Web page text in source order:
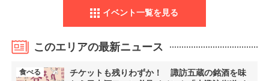
イベント一覧を見る
このエリアの最新ニュース
食べる
チケットも残りわずか！ 諏訪五蔵の銘酒を味